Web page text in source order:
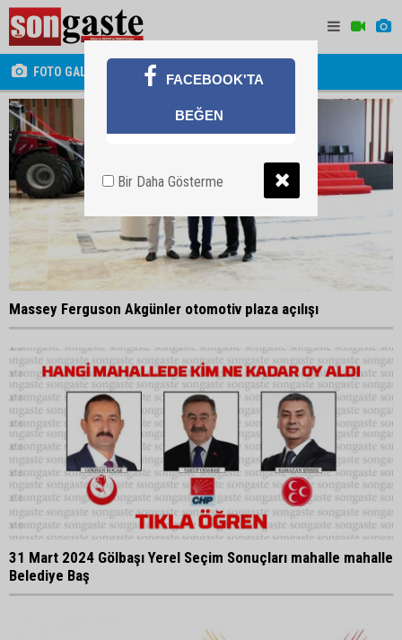
FOTO GALERİ
Massey Ferguson Akgünler otomotiv plaza açılışı
31 Mart 2024 Gölbaşı Yerel Seçim Sonuçları mahalle mahalle
Belediye Baş
FACEBOOK'TA
BEĞEN
Bir Daha Gösterme